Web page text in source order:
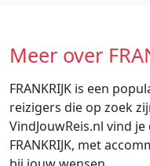
Meer over
FRANKRIJK is een
reizigers die op zoek
VindJouwReis.nl vind
FRANKRIJK, met